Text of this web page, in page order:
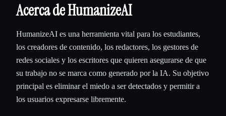
Acerca de HumanizeAI
HumanizeAI es una herramienta vital para los estudiantes,
los creadores de contenido, los redactores, los gestores de
redes sociales y los escritores que quieren asegurarse de que
su trabajo no se marca como generado por la IA. Su objetivo
principal es eliminar el miedo a ser detectados y permitir a
los usuarios expresarse libremente.